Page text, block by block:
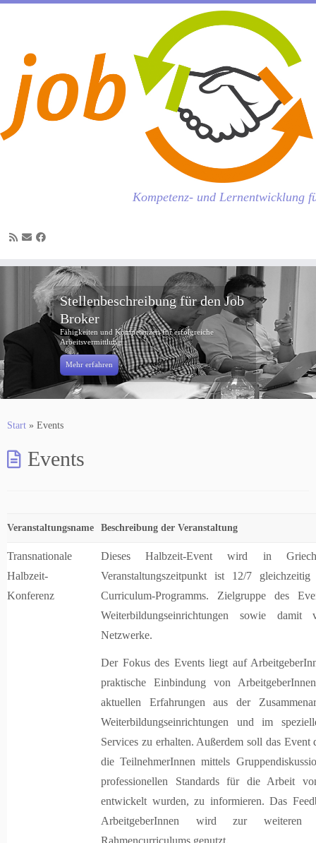
Kompetenz- und Lernentwicklung
Stellenbeschreibung für den Job
Broker
Fähigkeiten und Kompetenzen für erfolgreiche
Arbeitsvermittlung
Mehr erfahren
Start » Events
Events
Veranstaltungsname Beschreibung der Veranstaltung
Transnationale
Halbzeit-
Konferenz
Dieses Halbzeit-Event wird in
Veranstaltungszeitpunkt ist 12/7
Curriculum-Programms. Zielgruppe des
Weiterbildungseinrichtungen sowie damit
Netzwerke.
Der Fokus des Events liegt auf
praktische Einbindung von
aktuellen Erfahrungen aus der
Weiterbildungseinrichtungen und im
Services zu erhalten. Außerdem soll das Event
die TeilnehmerInnen mittels
professionellen Standards für die Arbeit
entwickelt wurden, zu informieren. Das
ArbeitgeberInnen wird zur weiteren
Rahmencurriculums genutzt.